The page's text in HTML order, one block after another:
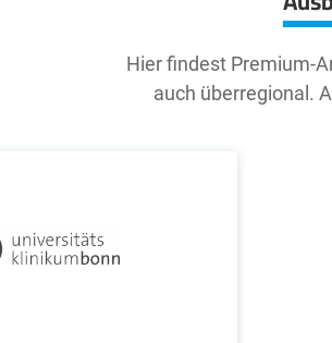
Hier findest Premium-
auch überregional.